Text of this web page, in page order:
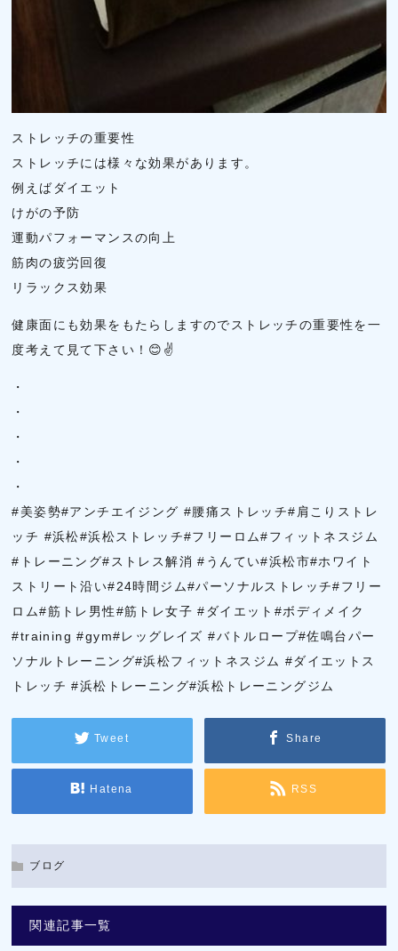
ストレッチの重要性
ストレッチには様々な効果があります。
例えばダイエット
けがの予防
運動パフォーマンスの向上
筋肉の疲労回復
リラックス効果
健康面にも効果をもたらしますのでストレッチの重要性を一
度考えて見て下さい！😊✌
・
・
・
・
・
#美姿勢#アンチエイジング #腰痛ストレッチ#肩こりストレ
ッチ #浜松#浜松ストレッチ#フリーロム#フィットネスジム
#トレーニング#ストレス解消 #うんてい#浜松市#ホワイト
ストリート沿い#24時間ジム#パーソナルストレッチ#フリー
ロム#筋トレ男性#筋トレ女子 #ダイエット#ボディメイク
#training #gym#レッグレイズ #バトルロープ#佐鳴台パー
ソナルトレーニング#浜松フィットネスジム #ダイエットス
トレッチ #浜松トレーニング#浜松トレーニングジム
Tweet Share
Hatena RSS
ブログ
関連記事一覧